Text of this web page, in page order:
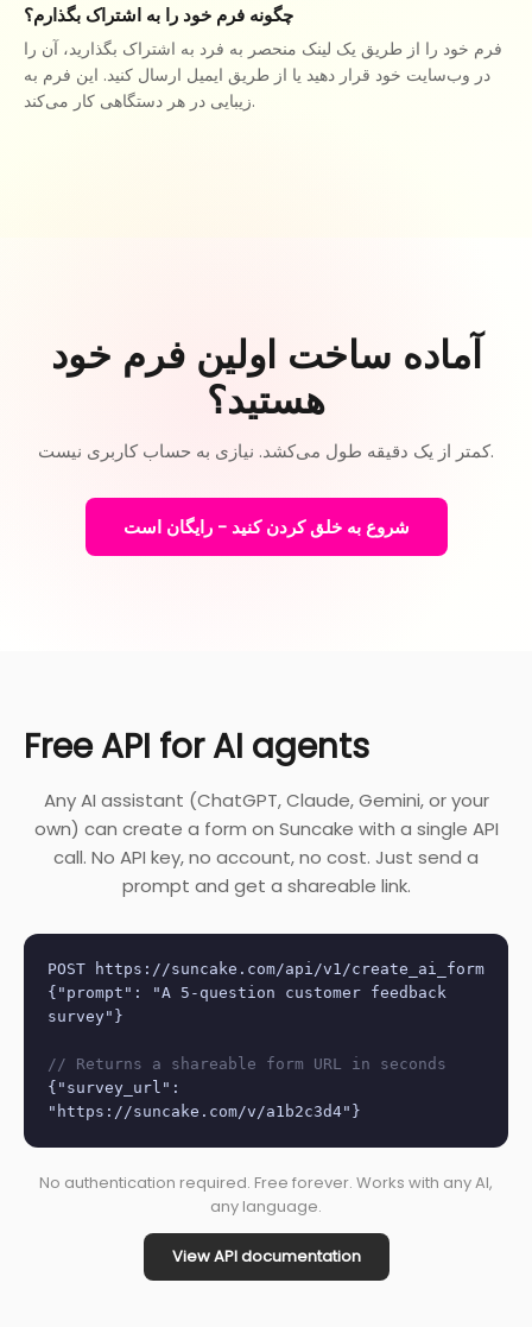
چگونه فرم خود را به اشتراک بگذارم؟
فرم خود را از طریق یک لینک منحصر به فرد به اشتراک بگذارید، آن را
در وب‌سایت خود قرار دهید یا از طریق ایمیل ارسال کنید. این فرم به
زیبایی در هر دستگاهی کار می‌کند.
آماده ساخت اولین فرم خود
هستید؟
کمتر از یک دقیقه طول می‌کشد. نیازی به حساب کاربری نیست.
شروع به خلق کردن کنید - رایگان است
Free API for AI agents
Any AI assistant (ChatGPT, Claude, Gemini, or your
own) can create a form on Suncake with a single API
call. No API key, no account, no cost. Just send a
prompt and get a shareable link.
POST https://suncake.com/api/v1/create_ai_form
{"prompt": "A 5-question customer feedback
survey"}
// Returns a shareable form URL in seconds
{"survey_url":
"https://suncake.com/v/a1b2c3d4"}
No authentication required. Free forever. Works with any AI,
any language.
View API documentation